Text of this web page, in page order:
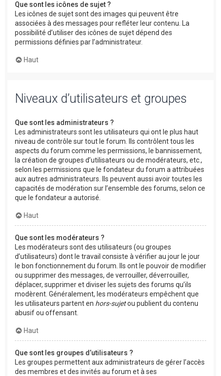
Que sont les icônes de sujet ?
Les icônes de sujet sont des images qui peuvent être
associées à des messages pour refléter leur contenu. La
possibilité d’utiliser des icônes de sujet dépend des
permissions définies par l’administrateur.
Haut
Niveaux d’utilisateurs et groupes
Que sont les administrateurs ?
Les administrateurs sont les utilisateurs qui ont le plus haut
niveau de contrôle sur tout le forum. Ils contrôlent tous les
aspects du forum comme les permissions, le bannissement,
la création de groupes d’utilisateurs ou de modérateurs, etc.,
selon les permissions que le fondateur du forum a attribuées
aux autres administrateurs. Ils peuvent aussi avoir toutes les
capacités de modération sur l’ensemble des forums, selon ce
que le fondateur a autorisé.
Haut
Que sont les modérateurs ?
Les modérateurs sont des utilisateurs (ou groupes
d’utilisateurs) dont le travail consiste à vérifier au jour le jour
le bon fonctionnement du forum. Ils ont le pouvoir de modifier
ou supprimer des messages, de verrouiller, déverrouiller,
déplacer, supprimer et diviser les sujets des forums qu’ils
modèrent. Généralement, les modérateurs empêchent que
les utilisateurs partent en hors-sujetou publient du contenu
abusif ou offensant.
Haut
Que sont les groupes d’utilisateurs ?
Les groupes permettent aux administrateurs de gérer l’accès
des membres et des invités au forum et à ses